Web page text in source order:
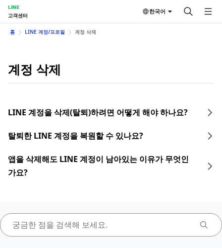
LINE
고객센터
한국어
홈 LINE 계정/프로필 계정 삭제
계정 삭제
LINE 계정을 삭제(탈퇴)하려면 어떻게 해야 하나요?
탈퇴한 LINE 계정을 복원할 수 있나요?
앱을 삭제해도 LINE 계정이 남아있는 이유가 무엇인
가요?